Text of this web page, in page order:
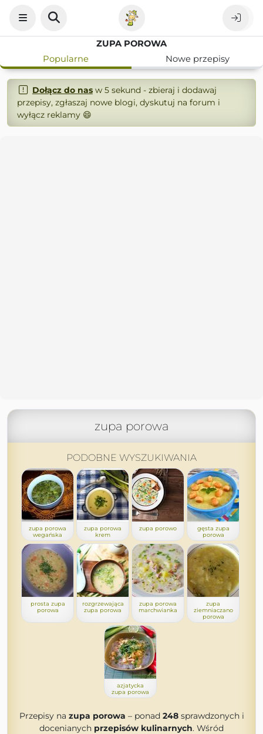
ZUPA POROWA
Popularne
Nowe przepisy
Dołącz do nasw 5 sekund - zbieraj i dodawaj
przepisy, zgłaszaj nowe blogi, dyskutuj na forum i
wyłącz reklamy 😄
zupa porowa
PODOBNE WYSZUKIWANIA
zupa porowa
wegańska
zupa porowa
krem
zupa porowo
gęsta zupa
porowa
prosta zupa
porowa
rozgrzewająca
zupa porowa
zupa porowa
marchwianka
zupa
ziemniaczano
porowa
azjatycka
zupa porowa
Przepisy na zupa porowa – ponad 248sprawdzonych i
docenianych przepisów kulinarnych. Wśród